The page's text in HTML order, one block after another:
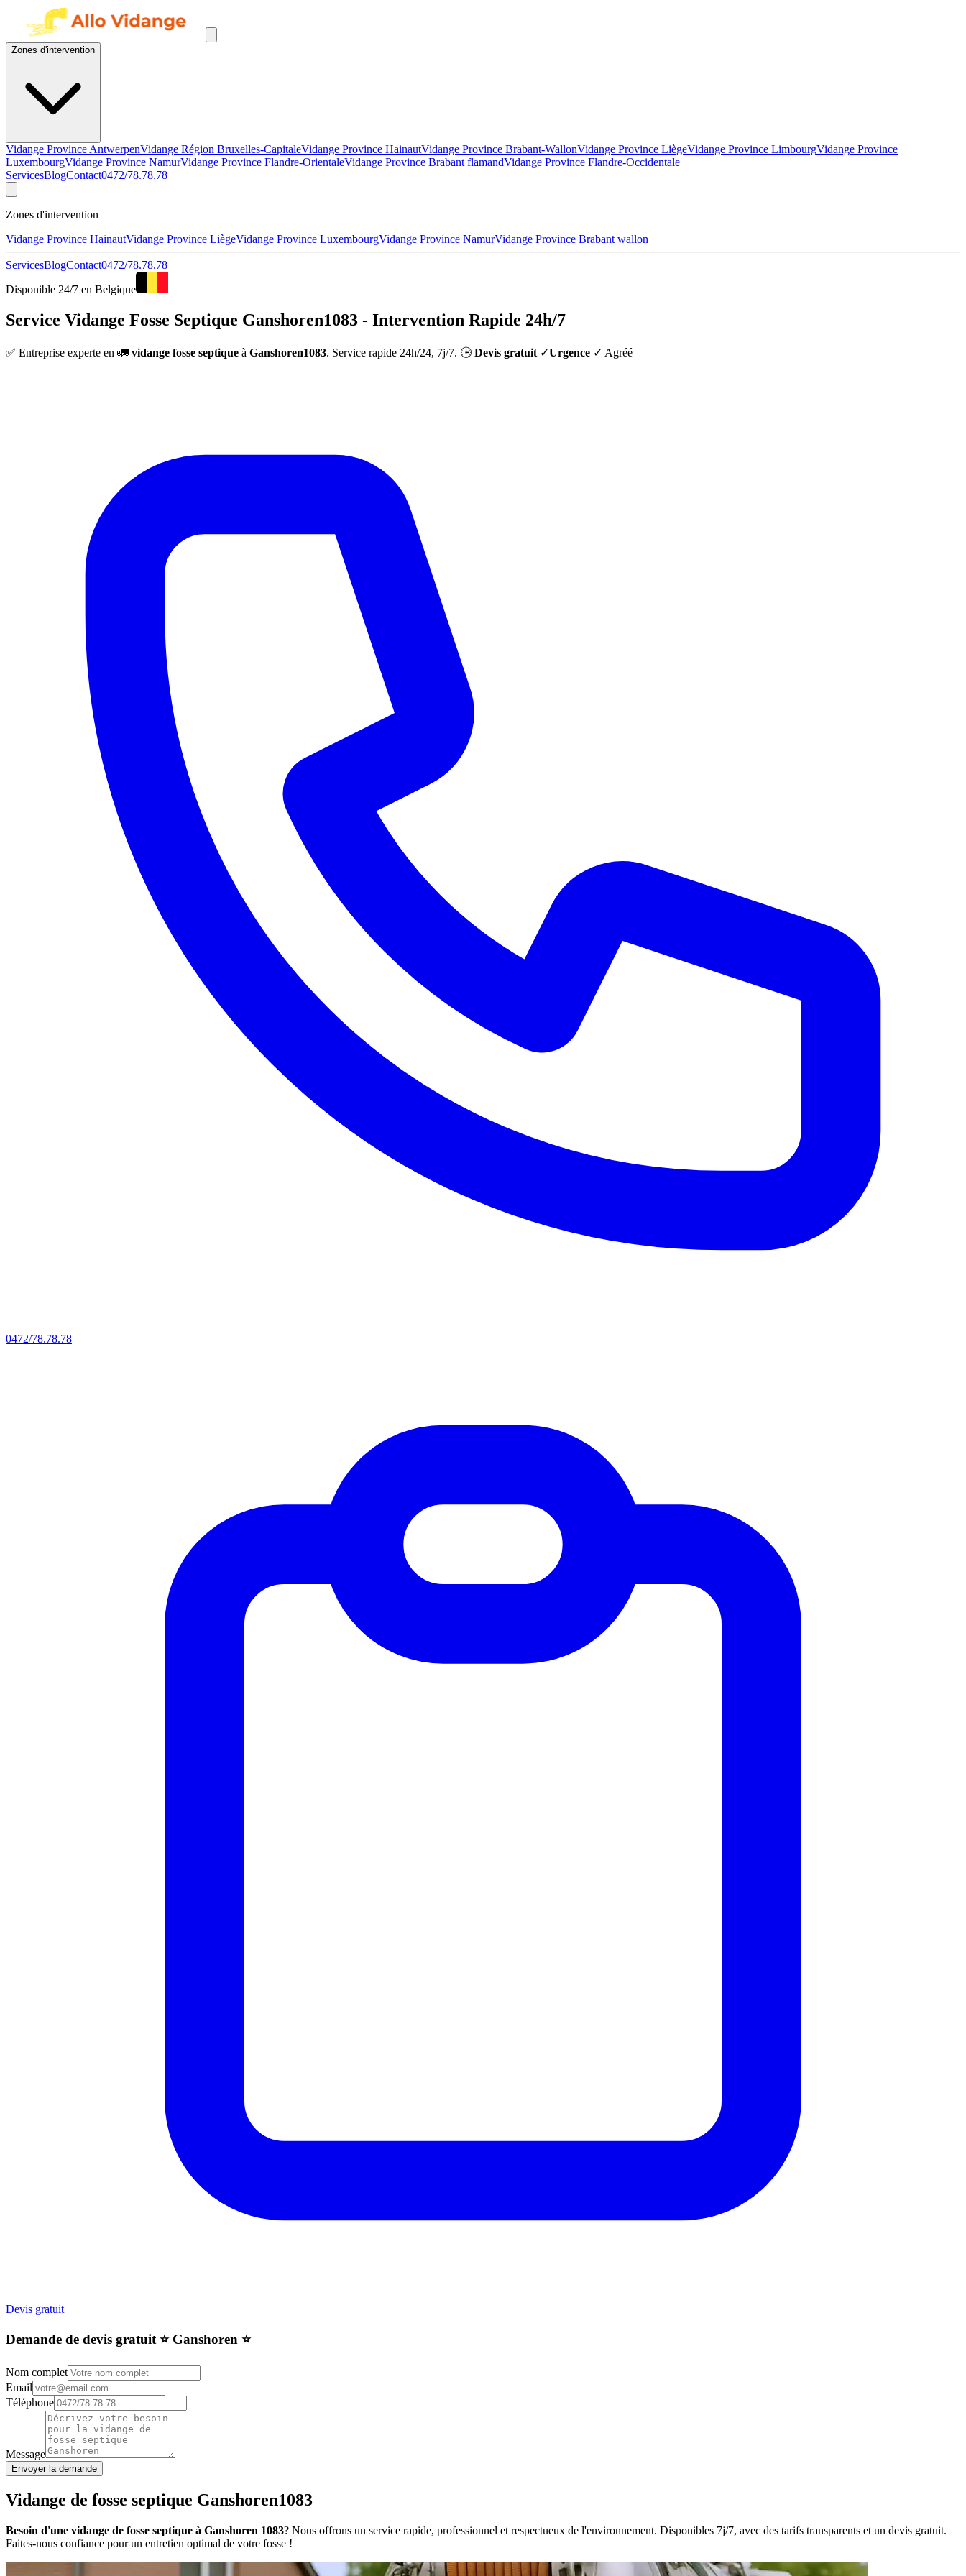
Zones d'intervention
Vidange Province AntwerpenVidange Région Bruxelles-CapitaleVidange Province HainautVidange Province Brabant-WallonVidange Province LiègeVidange Province LimbourgVidange Province
LuxembourgVidange Province NamurVidange Province Flandre-OrientaleVidange Province Brabant flamandVidange Province Flandre-Occidentale
ServicesBlogContact0472/78.78.78
Zones d'intervention
Vidange Province HainautVidange Province LiègeVidange Province LuxembourgVidange Province NamurVidange Province Brabant wallon
ServicesBlogContact0472/78.78.78
Disponible 24/7 en Belgique
Service Vidange Fosse Septique Ganshoren1083 - Intervention Rapide 24h/7
✅ Entreprise experte en 🚛 vidange fosse septique à Ganshoren1083. Service rapide 24h/24, 7j/7. 🕒 Devis gratuit ✓Urgence ✓ Agréé
0472/78.78.78
Devis gratuit
Demande de devis gratuit ⭐️ Ganshoren ⭐️
Nom complet
Email
Téléphone
Message
Envoyer la demande
Vidange de fosse septique Ganshoren1083
Besoin d'une vidange de fosse septique à Ganshoren 1083? Nous offrons un service rapide, professionnel et respectueux de l'environnement. Disponibles 7j/7, avec des tarifs transparents et un devis gratuit.
Faites-nous confiance pour un entretien optimal de votre fosse !